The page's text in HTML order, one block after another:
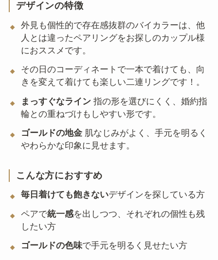
デザインの特徴
外見も個性的で存在感抜群のバイカラーは、他
人とは違ったペアリングをお探しのカップル様
におススメです。
その日のコーディネートで一本で着けても、向
きを変えて着けても楽しい二連リングです！。
まっすぐなライン指の形を選びにくく、婚約指
輪との重ねづけもしやすい形です。
ゴールドの地金肌なじみがよく、手元を明るく
やわらかな印象に見せます。
こんな方におすすめ
毎日着けても飽きないデザインを探している方
ペアで統一感を出しつつ、それぞれの個性も残
したい方
ゴールドの色味で手元を明るく見せたい方